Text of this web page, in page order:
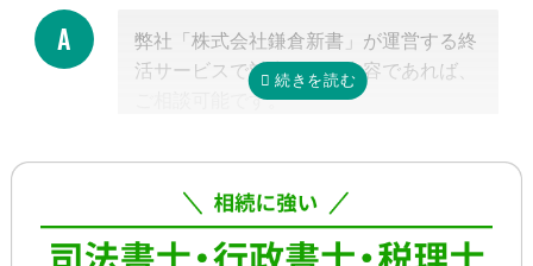
これに相続税申告が加わると、相談発生
後10カ月以内に申告しなければならない
ため、早めの動き出しが肝心です。
る場合、平日昼間に何度も役所に行くな
どさらに時間がかかるので、専門家に任
せたほうが早く確実に手続きが進み、ス
トレスもなく安心でしょう。
弊社「株式会社鎌倉新書」が運営する終
活サービスで対応可能な内容であれば、
ご相談可能です。
却支援、のこされた高齢のご家族の見守
り・介護支援、相続した財産の資産運用
のご相談、本位牌や法要・海洋散骨・お
墓など仏事に関するご相談などです。